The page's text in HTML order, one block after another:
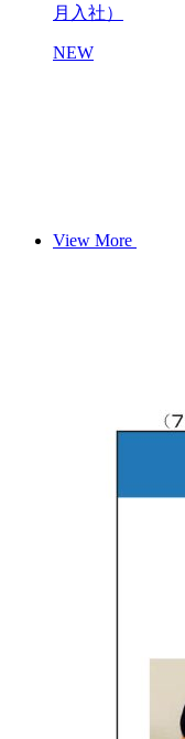
月入社）
NEW
View More